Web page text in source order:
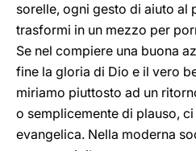
sorelle, ogni gesto di aiuto al
trasformi in un mezzo per
Se nel compiere una buona
fine la gloria di Dio e il vero
miriamo piuttosto ad un
o semplicemente di plauso,
evangelica. Nella moderna